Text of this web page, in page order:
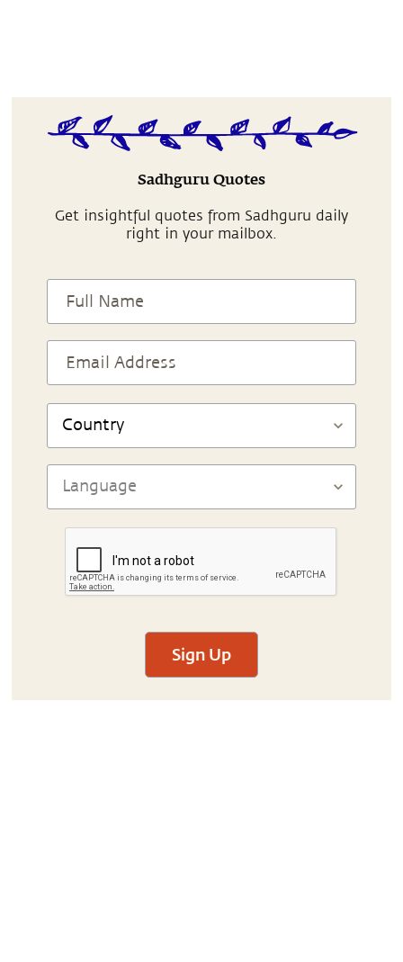
Sadhguru Quotes
Get insightful quotes from Sadhguru daily
right in your mailbox.
Sign Up